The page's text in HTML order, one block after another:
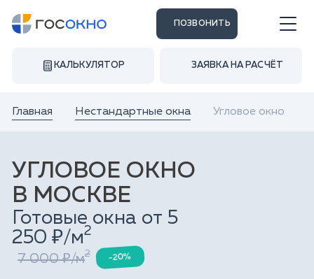
ПОЗВОНИТЬ
КАЛЬКУЛЯТОР ЗАЯВКА НА РАСЧЁТ
Главная Нестандартные окна Угловое окно
УГЛОВОЕ ОКНО
В МОСКВЕ
Готовые окна от 5
250 ₽/м2
7 000 ₽/м2 -20%